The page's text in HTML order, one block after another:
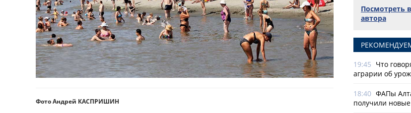
Фото Андрей КАСПРИШИН
Посмотреть
автора
19:45 Что
аграрии об
18:40 ФАПы
получили